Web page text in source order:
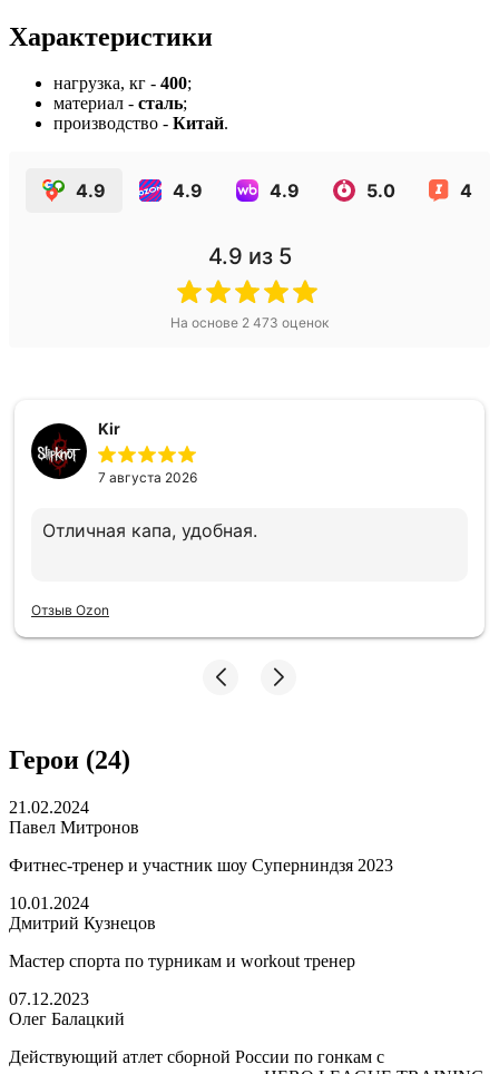
Характеристики
нагрузка, кг - 400;
материал - сталь;
производство - Китай.
4.9 4.9 4.9 5.0 4.5
4.9 из 5
На основе 2 473 оценок
Kir
7 августа 2026
Отличная капа, удобная.
Отзыв Ozon
Герои (24)
21.02.2024
Павел Митронов
Фитнес-тренер и участник шоу Суперниндзя 2023
10.01.2024
Дмитрий Кузнецов
Мастер спорта по турникам и workout тренер
07.12.2023
Олег Балацкий
Действующий атлет сборной России по гонкам с